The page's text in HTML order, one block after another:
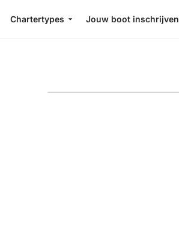
Chartertypes Jouw boot inschrijven